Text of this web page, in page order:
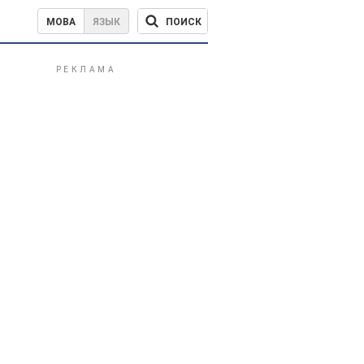
МОВА ЯЗЫК ПОИСК